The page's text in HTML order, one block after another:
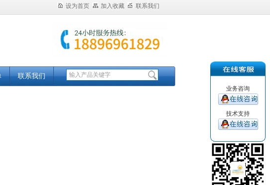
设为首页 加入收藏 联系我们
联系我们
业务咨询
技术支持